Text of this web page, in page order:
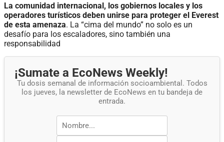
La comunidad internacional, los gobiernos locales y los
operadores turísticos deben unirse para proteger el Everest
de esta amenaza. La “cima del mundo” no solo es un
desafío para los escaladores, sino también una
responsabilidad
¡Sumate a EcoNews Weekly!
Tu dosis semanal de información socioambiental. Todos
los jueves, la newsletter de EcoNews en tu bandeja de
entrada.